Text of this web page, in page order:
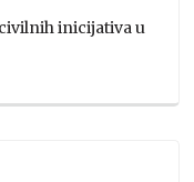
inicijativa u